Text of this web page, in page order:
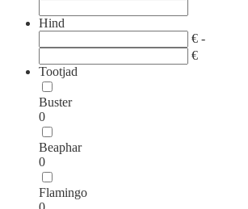
Hind
€ -
€
Tootjad
Buster
0
Beaphar
0
Flamingo